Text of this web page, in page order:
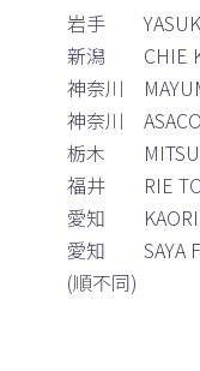
岩手
新潟 CHIE
神奈川
神奈川
栃木
福井 RIE
愛知 KAORI
愛知 SAYA
(順不同)